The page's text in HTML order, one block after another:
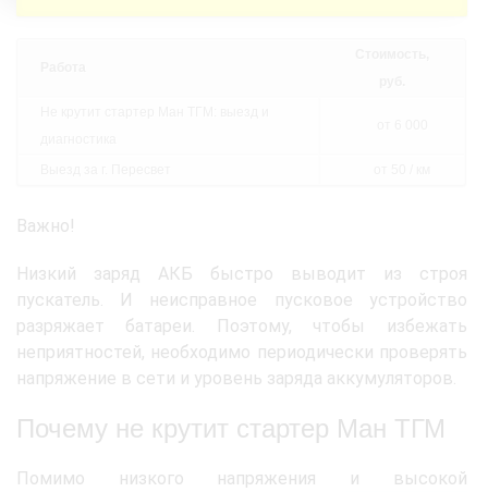
Важно!
Низкий заряд АКБ быстро выводит из строя
пускатель. И неисправное пусковое устройство
разряжает батареи. Поэтому, чтобы избежать
неприятностей, необходимо периодически проверять
напряжение в сети и уровень заряда аккумуляторов.
Почему не крутит стартер Ман ТГМ
Помимо низкого напряжения и высокой